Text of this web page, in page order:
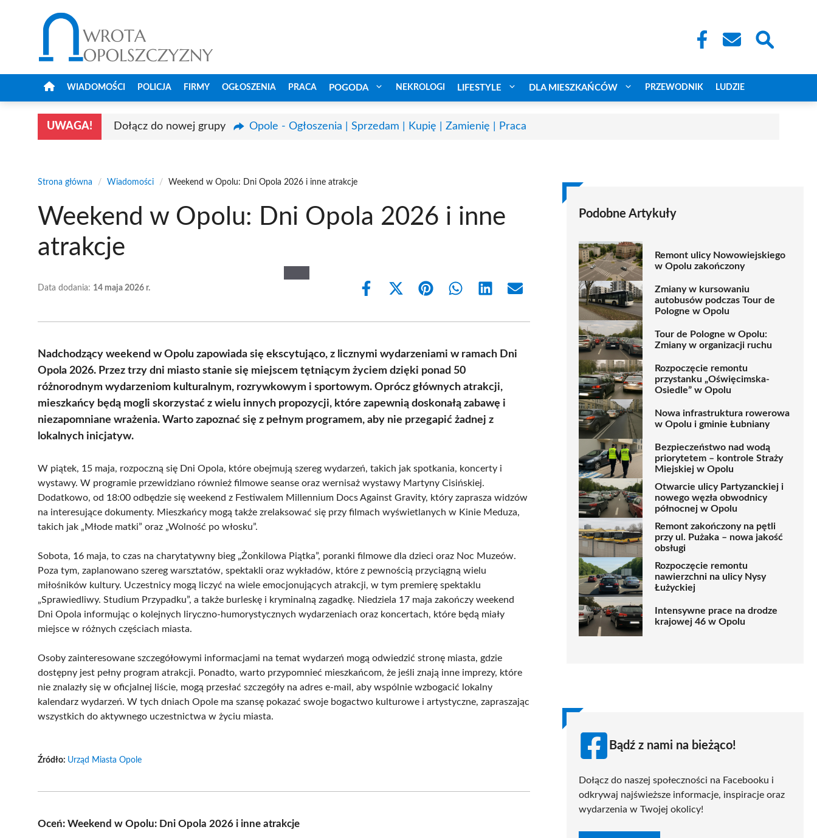
WIADOMOŚCI POLICJA FIRMY OGŁOSZENIA PRACA POGODA NEKROLOGI LIFESTYLE DLA MIESZKAŃCÓW PRZEWODNIK LUDZIE
UWAGA! Dołącz do nowej grupy Opole - Ogłoszenia | Sprzedam | Kupię | Zamienię | Praca
Strona główna / Wiadomości / Weekend w Opolu: Dni Opola 2026 i inne atrakcje
Weekend w Opolu: Dni Opola 2026 i inne
atrakcje
Data dodania: 14 maja 2026 r.
Share
Share
(Twitter)
Share Share Share Share
Nadchodzący weekend w Opolu zapowiada się ekscytująco, z licznymi wydarzeniami w ramach Dni
Opola 2026. Przez trzy dni miasto stanie się miejscem tętniącym życiem dzięki ponad 50
różnorodnym wydarzeniom kulturalnym, rozrywkowym i sportowym. Oprócz głównych atrakcji,
mieszkańcy będą mogli skorzystać z wielu innych propozycji, które zapewnią doskonałą zabawę i
niezapomniane wrażenia. Warto zapoznać się z pełnym programem, aby nie przegapić żadnej z
lokalnych inicjatyw.
W piątek, 15 maja, rozpoczną się Dni Opola, które obejmują szereg wydarzeń, takich jak spotkania, koncerty i
wystawy. W programie przewidziano również filmowe seanse oraz wernisaż wystawy Martyny Cisińskiej.
Dodatkowo, od 18:00 odbędzie się weekend z Festiwalem Millennium Docs Against Gravity, który zaprasza widzów
na interesujące dokumenty. Mieszkańcy mogą także zrelaksować się przy filmach wyświetlanych w Kinie Meduza,
takich jak „Młode matki” oraz „Wolność po włosku”.
Sobota, 16 maja, to czas na charytatywny bieg „Żonkilowa Piątka”, poranki filmowe dla dzieci oraz Noc Muzeów.
Poza tym, zaplanowano szereg warsztatów, spektakli oraz wykładów, które z pewnością przyciągną wielu
miłośników kultury. Uczestnicy mogą liczyć na wiele emocjonujących atrakcji, w tym premierę spektaklu
„Sprawiedliwy. Studium Przypadku”, a także burleskę i kryminalną zagadkę. Niedziela 17 maja zakończy weekend
Dni Opola informując o kolejnych liryczno-humorystycznych wydarzeniach oraz koncertach, które będą miały
miejsce w różnych częściach miasta.
Osoby zainteresowane szczegółowymi informacjami na temat wydarzeń mogą odwiedzić stronę miasta, gdzie
dostępny jest pełny program atrakcji. Ponadto, warto przypomnieć mieszkańcom, że jeśli znają inne imprezy, które
nie znalazły się w oficjalnej liście, mogą przesłać szczegóły na adres e-mail, aby wspólnie wzbogacić lokalny
kalendarz wydarzeń. W tych dniach Opole ma szansę pokazać swoje bogactwo kulturowe i artystyczne, zapraszając
wszystkich do aktywnego uczestnictwa w życiu miasta.
Źródło: Urząd Miasta Opole
Oceń: Weekend w Opolu: Dni Opola 2026 i inne atrakcje
Podobne Artykuły
Remont ulicy Nowowiejskiego
w Opolu zakończony
Zmiany w kursowaniu
autobusów podczas Tour de
Pologne w Opolu
Tour de Pologne w Opolu:
Zmiany w organizacji ruchu
Rozpoczęcie remontu
przystanku „Oświęcimska-
Osiedle” w Opolu
Nowa infrastruktura rowerowa
w Opolu i gminie Łubniany
Bezpieczeństwo nad wodą
priorytetem – kontrole Straży
Miejskiej w Opolu
Otwarcie ulicy Partyzanckiej i
nowego węzła obwodnicy
północnej w Opolu
Remont zakończony na pętli
przy ul. Pużaka – nowa jakość
obsługi
Rozpoczęcie remontu
nawierzchni na ulicy Nysy
Łużyckiej
Intensywne prace na drodze
krajowej 46 w Opolu
Bądź z nami na bieżąco!
Dołącz do naszej społeczności na Facebooku i
odkrywaj najświeższe informacje, inspiracje oraz
wydarzenia w Twojej okolicy!